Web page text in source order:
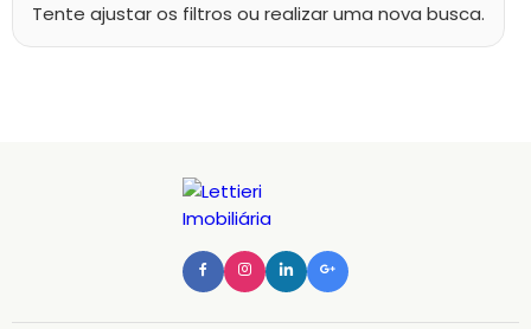
Tente ajustar os filtros ou realizar uma nova busca.